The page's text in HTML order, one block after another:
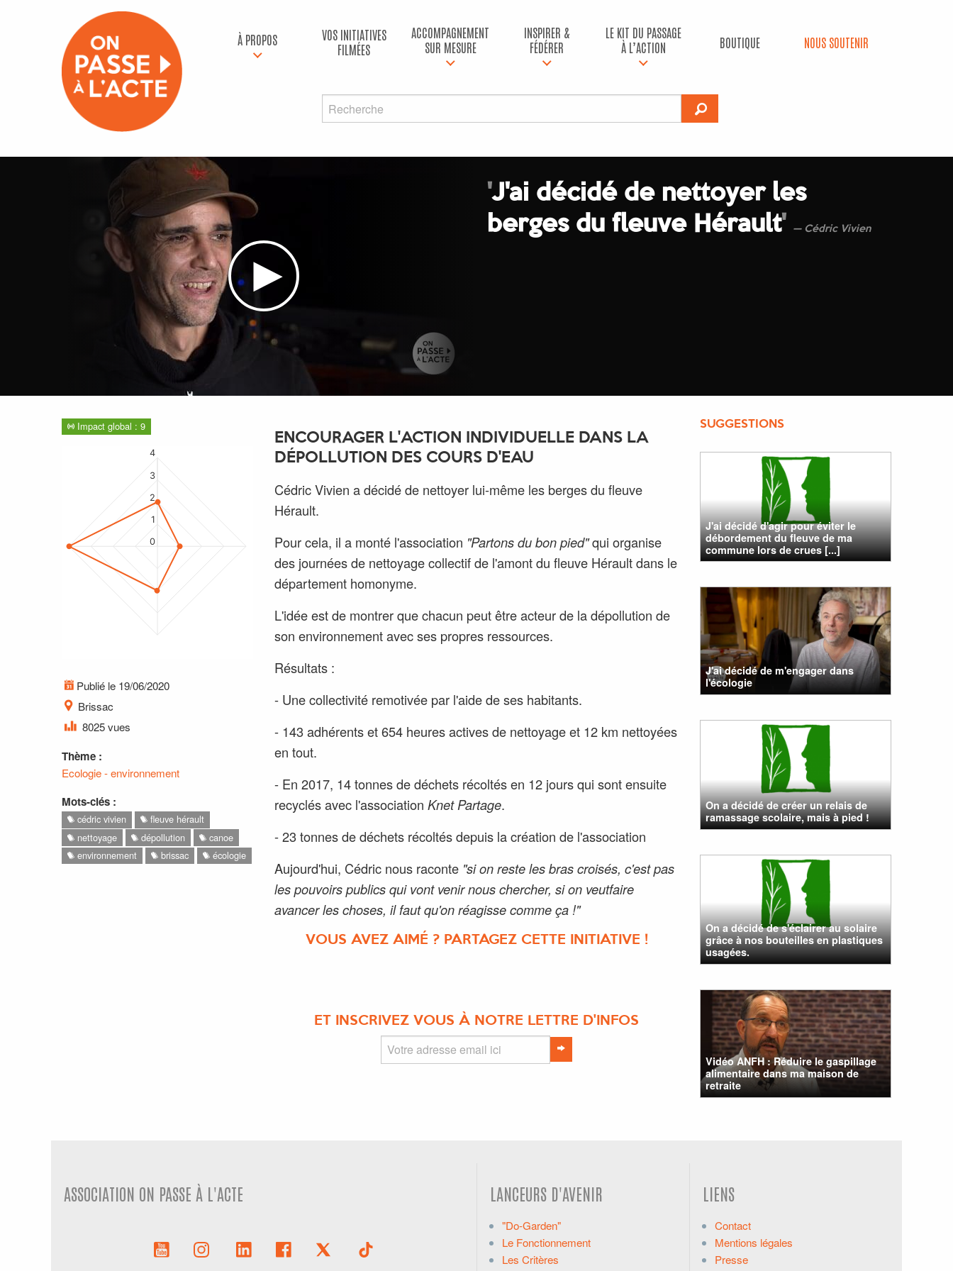
À PROPOS
VOS INITIATIVES
FILMÉES
ACCOMPAGNEMENT
SUR MESURE
INSPIRER &
FÉDÉRER
LE KIT DU PASSAGE
À L’ACTION
BOUTIQUE NOUS SOUTENIR
'J'ai décidé de nettoyer les
berges du fleuve Hérault' Cédric Vivien
Impact global : 9
0
1
2
3
4
Publié le 19/06/2020
Brissac
8025 vues
Thème :
Ecologie - environnement
Mots-clés :
cédric vivien
fleuve hérault
nettoyage
dépollution
canoe
environnement
brissac écologie
ENCOURAGER L'ACTION INDIVIDUELLE DANS LA
DÉPOLLUTION DES COURS D'EAU
Cédric Vivien a décidé de nettoyer lui-même les berges du fleuve
Hérault.
Pour cela, il a monté l'association "Partons du bon pied"qui organise
des journées de nettoyage collectif de l'amont du fleuve Hérault dans le
département homonyme.
L'idée est de montrer que chacun peut être acteur de la dépollution de
son environnement avec ses propres ressources.
Résultats :
- Une collectivité remotivée par l'aide de ses habitants.
- 143 adhérents et 654 heures actives de nettoyage et 12 km nettoyées
en tout.
- En 2017, 14 tonnes de déchets récoltés en 12 jours qui sont ensuite
recyclés avec l'association Knet Partage.
- 23 tonnes de déchets récoltés depuis la création de l'association
Aujourd'hui, Cédric nous raconte "si on reste les bras croisés, c'est pas
les pouvoirs publics qui vont venir nous chercher, si on veutfaire
avancer les choses, il faut qu'on réagisse comme ça !"
VOUS AVEZ AIMÉ ? PARTAGEZ CETTE INITIATIVE !
ET INSCRIVEZ VOUS À NOTRE LETTRE D'INFOS
SUGGESTIONS
J'ai décidé d'agir pour éviter le
débordement du fleuve de ma
commune lors de crues [...]
J'ai décidé de m'engager dans
l'écologie
On a décidé de créer un relais de
ramassage scolaire, mais à pied !
On a décidé de s'éclairer au solaire
grâce à nos bouteilles en plastiques
usagées.
Vidéo ANFH : Réduire le gaspillage
alimentaire dans ma maison de
retraite
ASSOCIATION ON PASSE À L'ACTE LANCEURS D'AVENIR
"Do-Garden"
Le Fonctionnement
Les Critères
LIENS
Contact
Mentions légales
Presse